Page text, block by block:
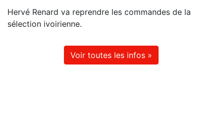
Hervé Renard va reprendre les commandes de la
sélection ivoirienne.
Voir toutes les infos »